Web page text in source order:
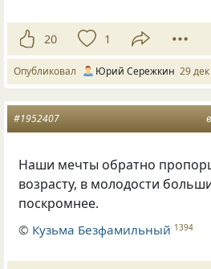
20 1
Опубликовал Юрий Сережкин 29
#1952407
Наши мечты обратно
возрасту, в молодости
поскромнее.
© Кузьма Безфамильный 1394